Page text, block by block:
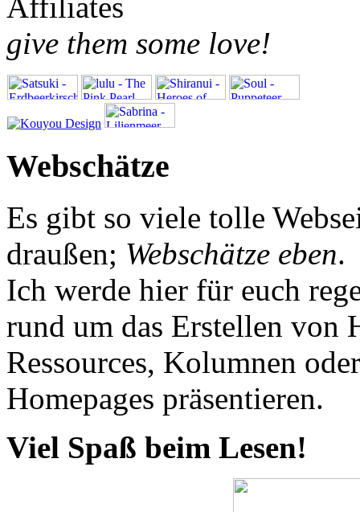
give them some love!
Webschätze
Es gibt so viele tolle
draußen; Webschätze eben.
Ich werde hier für euch
rund um das Erstellen von
Ressources, Kolumnen
Homepages präsentieren.
Viel Spaß beim Lesen!